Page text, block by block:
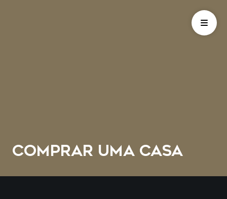
COMPRAR UMA CASA